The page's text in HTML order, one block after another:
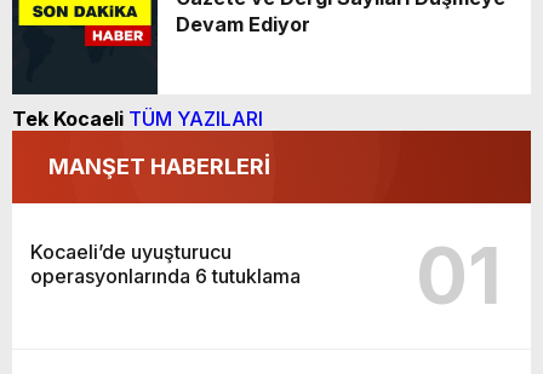
Devam Ediyor
Tek Kocaeli TÜM YAZILARI
MANŞET HABERLERİ
Kocaeli’de uyuşturucu
operasyonlarında 6 tutuklama
01